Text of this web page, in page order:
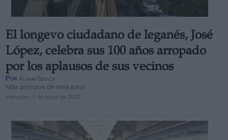
El longevo ciudadano de leganés, José
López, celebra sus 100 años arropado
por los aplausos de sus vecinos
Por Álvaro Secilla
Más artículos de este autor
miércoles, 6 de mayo de 2020